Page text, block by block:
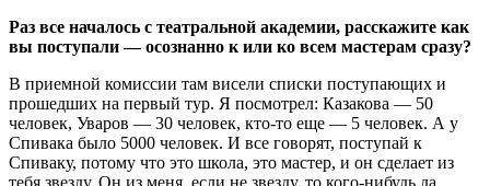
Раз все началось с театральной академии, расскажите как
вы поступали — осознанно к или ко всем мастерам сразу?
В приемной комиссии там висели списки поступающих и
прошедших на первый тур. Я посмотрел: Казакова — 50
человек, Уваров — 30 человек, кто-то еще — 5 человек. А у
Спивака было 5000 человек. И все говорят, поступай к
Спиваку, потому что это школа, это мастер, и он сделает из
тебя звезду. Он из меня, если не звезду, то кого-нибудь да